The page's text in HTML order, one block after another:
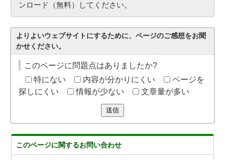
ンロード（無料）してください。
よりよいウェブサイトにするために、ページのご感想をお聞
かせください。
このページに問題点はありましたか?
特にない
内容が分かりにくい
ページを
探しにくい
情報が少ない 文章量が多い
送信
このページに関するお問い合わせ